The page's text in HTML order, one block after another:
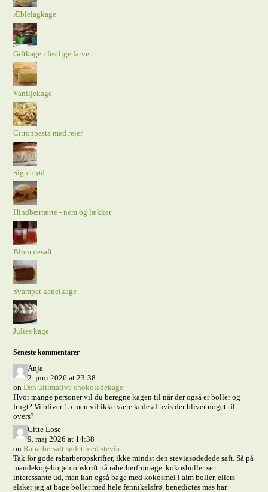
Æblelagkage
Giftkage i festlige farver
Vaniljekage
Citronpasta med rejer
Sigtebrød
Hindbærtærte - nem og lækker
Blommesaft
Svampet kanelkage
Julies kage
Seneste kommentarer
Anja
2. juni 2026 at 23:38
onDen ultimative chokoladekage
Hvor mange personer vil du beregne kagen til når der også er boller og
frugt? Vi bliver 15 men vil ikke være kede af hvis der bliver noget til
overs?
Gitte Lose
9. maj 2026 at 14:38
onRabarbersaft sødet med stevia
Tak for gode rabarberopskrifter, ikke mindst den steviasødedede saft. Så på
mandekogebogen opskrift på raberberfromage. kokosboller ser
interessante ud, man kan også bage med kokosmel i alm boller, ellers
elsker jeg at bage boller med hele fennikelsfrø. benedictes mas har